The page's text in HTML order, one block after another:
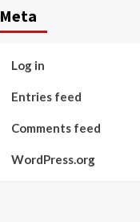
Meta
Log in
Entries feed
Comments feed
WordPress.org